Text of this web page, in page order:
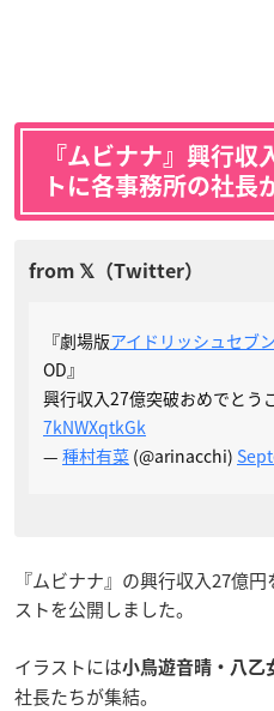
『ムビナナ』興行収
トに各事務所の社長
『劇場版アイドリッシュセブン
OD』
興行収入27億突破おめでとう
7kNWXqtkGk
— 種村有菜 (@arinacchi)
『ムビナナ』の興行収入27億
ストを公開しました。
イラストには小鳥遊音晴・八乙
社長たちが集結。